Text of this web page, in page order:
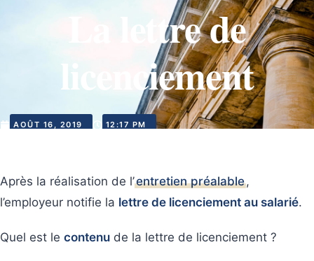
La lettre de
licenciement
AOÛT 16, 2019 12:17 PM
Après la réalisation de l’entretien préalable,
l’employeur notifie la lettre de licenciement au salarié.
Quel est le contenu de la lettre de licenciement ?